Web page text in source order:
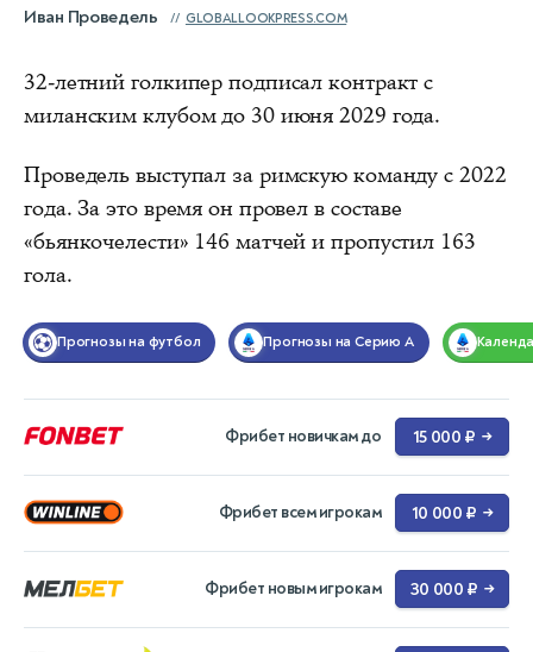
Иван Проведель GLOBALLOOKPRESS.COM
32‑летний голкипер подписал контракт с
миланским клубом до 30 июня 2029 года.
Проведель выступал за римскую команду с 2022
года. За это время он провел в составе
«бьянкочелести» 146 матчей и пропустил 163
гола.
Прогнозы на футбол Прогнозы на Серию А
Фрибет новичкам до 15 000 ₽ →
Фрибет всем игрокам 10 000 ₽ →
Фрибет новым игрокам 30 000 ₽ →